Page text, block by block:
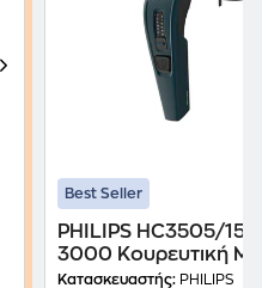
Best Seller
PHILIPS HC3505/15 Series
3000 Κουρευτική
με Καλώδιο Μπλε
Κατασκευαστής: PHILIPS